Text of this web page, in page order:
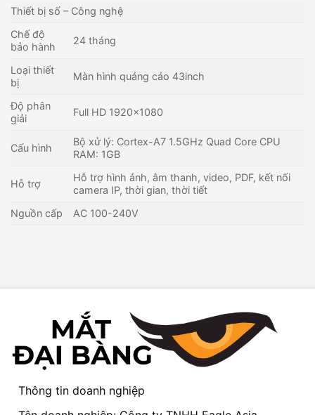
Thiết bị số – Công nghệ
Chế độ
bảo hành
24 tháng
Loại thiết
bị
Màn hình quảng cáo 43inch
Độ phân
giải
Full HD 1920×1080
Cấu hình
Bộ xử lý: Cortex-A7 1.5GHz Quad Core CPU
RAM: 1GB
Hỗ trợ
Hỗ trợ hình ảnh, âm thanh, video, PDF, kết nối
camera IP, thời gian, thời tiết
Nguồn cấp
AC 100-240V
Thông tin doanh nghiệp